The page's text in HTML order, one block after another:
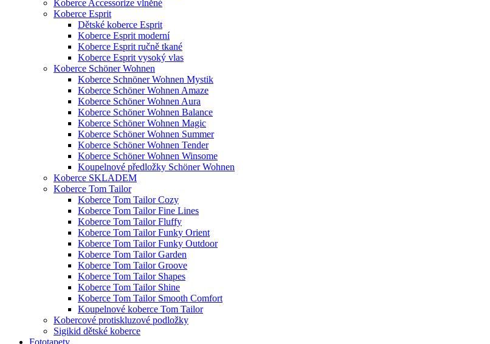
Koberce Accessorize vlněné
Koberce Esprit
Dětské koberce Esprit
Koberce Esprit moderní
Koberce Esprit ručně tkané
Koberce Esprit vysoký vlas
Koberce Schöner Wohnen
Koberce Schnöner Wohnen Mystik
Koberce Schöner Wohnen Amaze
Koberce Schöner Wohnen Aura
Koberce Schöner Wohnen Balance
Koberce Schöner Wohnen Magic
Koberce Schöner Wohnen Summer
Koberce Schöner Wohnen Tender
Koberce Schöner Wohnen Winsome
Koupelnové předložky Schöner Wohnen
Koberce SKLADEM
Koberce Tom Tailor
Koberce Tom Tailor Cozy
Koberce Tom Tailor Fine Lines
Koberce Tom Tailor Fluffy
Koberce Tom Tailor Funky Orient
Koberce Tom Tailor Funky Outdoor
Koberce Tom Tailor Garden
Koberce Tom Tailor Groove
Koberce Tom Tailor Shapes
Koberce Tom Tailor Shine
Koberce Tom Tailor Smooth Comfort
Koupelnové koberce Tom Tailor
Kobercové protiskluzové podložky
Sigikid dětské koberce
Fototapety